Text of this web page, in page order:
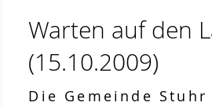
Warten auf den
(15.10.2009)
Die Gemeinde